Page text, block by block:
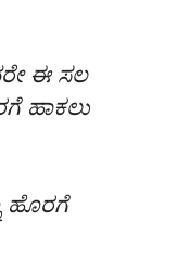
ಈ ಸಲ
ಹಾಕಲು
ಹೊರಗೆ